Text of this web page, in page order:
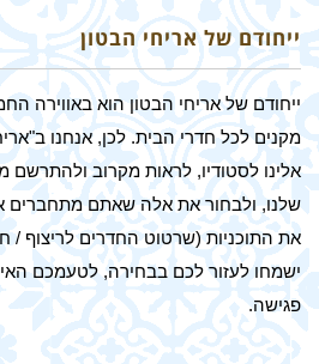
ייחודם של אריחי הבטון
ייחודם של אריחי הבטון הוא באווירה
מקנים לכל חדרי הבית. לכן, אנחנו
אלינו לסטודיו, לראות מקרוב ולהתרשם
שלנו, ולבחור את אלה שאתם מתחברים
את התוכניות (שרטוט החדרים לריצוף /
ישמחו לעזור לכם בבחירה, לטעמכם
פגישה.